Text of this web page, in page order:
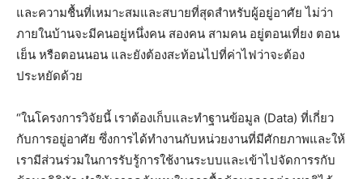
และความชื้นที่เหมาะสมและสบายที่สุดสำหรับผู้อยู่อาศัย ไม่ว่า
ภายในบ้านจะมีคนอยู่หนึ่งคน สองคน สามคน อยู่ตอนเที่ยง ตอน
เย็น หรือตอนนอน และยังต้องสะท้อนไปที่ค่าไฟว่าจะต้อง
ประหยัดด้วย
“ในโครงการวิจัยนี้ เราต้องเก็บและทำฐานข้อมูล (Data) ที่เกี่ยว
กับการอยู่อาศัย ซึ่งการได้ทำงานกับหน่วยงานที่มีศักยภาพและให้
เรามีส่วนร่วมในการรับรู้การใช้งานระบบและเข้าไปจัดการรกับ